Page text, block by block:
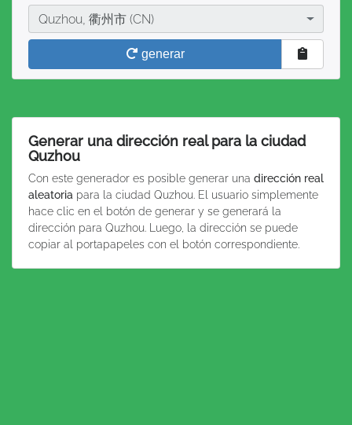
Ciudad
Quzhou, 衢州市 (CN)
generar
Generar una dirección real para la ciudad
Quzhou
Con este generador es posible generar una dirección real
aleatoria para la ciudad Quzhou. El usuario simplemente
hace clic en el botón de generar y se generará la
dirección para Quzhou. Luego, la dirección se puede
copiar al portapapeles con el botón correspondiente.